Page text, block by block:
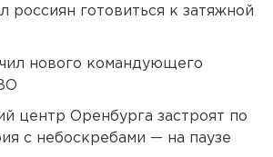
россиян готовиться к затяжной
нового командующего
центр Оренбурга застроят по
с небоскребами — на паузе